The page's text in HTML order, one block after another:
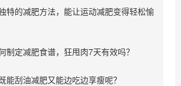
特的减肥方法，能让运动减肥变得轻松愉
制定减肥食谱，狂甩肉7天有效吗？
能刮油减肥又能边吃边享瘦呢？